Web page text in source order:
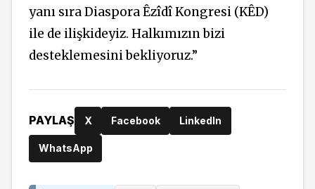
yanı sıra Diaspora Êzîdî Kongresi (KÊD)
ile de ilişkideyiz. Halkımızın bizi
desteklemesini bekliyoruz.”
PAYLAŞ X Facebook LinkedIn
WhatsApp